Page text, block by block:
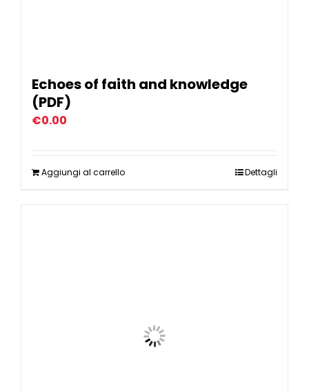
Echoes of faith and knowledge
(PDF)
€0.00
Aggiungi al carrello Dettagli